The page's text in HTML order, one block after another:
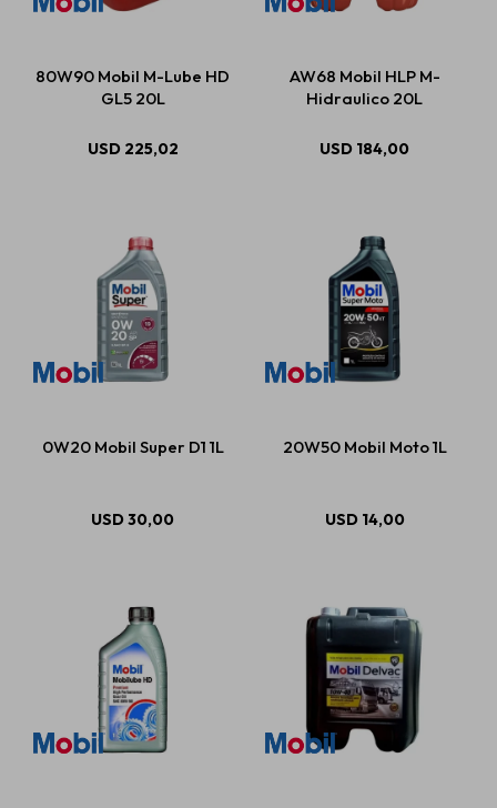
80W90 Mobil M-Lube HD
GL5 20L
USD 225,02
AW68 Mobil HLP M-
Hidraulico 20L
USD 184,00
0W20 Mobil Super D1 1L
USD30,00
20W50 Mobil Moto 1L
USD 14,00